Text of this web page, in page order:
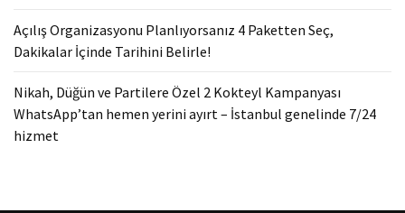
Açılış Organizasyonu Planlıyorsanız 4 Paketten Seç,
Dakikalar İçinde Tarihini Belirle!
Nikah, Düğün ve Partilere Özel 2 Kokteyl Kampanyası
WhatsApp’tan hemen yerini ayırt – İstanbul genelinde 7/24
hizmet